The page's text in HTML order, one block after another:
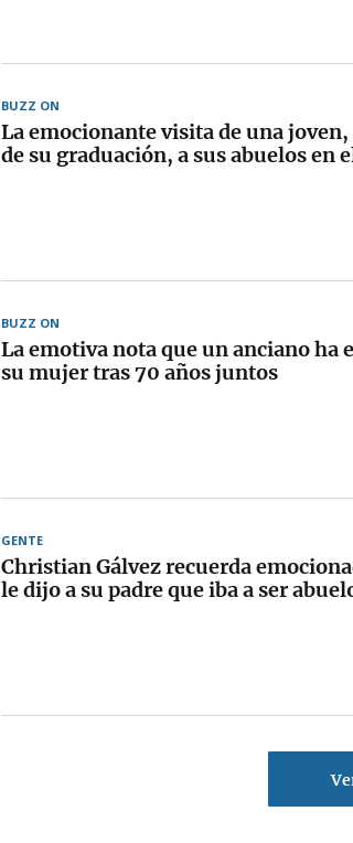
BUZZ ON
La emocionante visita de una
de su graduación, a sus abuelos en
BUZZ ON
La emotiva nota que un anciano ha
su mujer tras 70 años juntos
GENTE
Christian Gálvez recuerda
le dijo a su padre que iba a ser